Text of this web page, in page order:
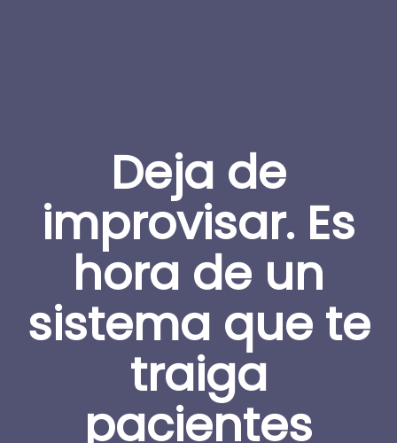
Deja de
improvisar. Es
hora de un
sistema que te
traiga
pacientes